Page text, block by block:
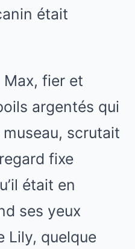
était
fier et
argentés qui
scrutait
fixe
était en
ses yeux
Lily, quelque